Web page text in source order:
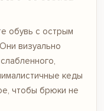
обувь с острым
визуально
кеды
чтобы брюки не